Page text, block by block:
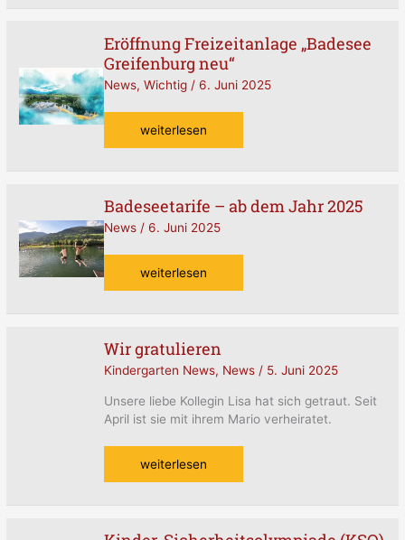
Eröffnung Freizeitanlage „Badesee
Greifenburg neu“
News, Wichtig/ 6. Juni 2025
Eröffnung
Freizeitanlage
„Badesee
Greifenburg
neu“
weiterlesen
Badeseetarife – ab dem Jahr 2025
News/ 6. Juni 2025
Badeseetarife
–
dem
Jahr
2025
weiterlesen
Wir gratulieren
Kindergarten News, News/ 5. Juni 2025
Unsere liebe Kollegin Lisa hat sich getraut. Seit
April ist sie mit ihrem Mario verheiratet.
Wir
gratulieren
weiterlesen